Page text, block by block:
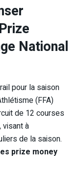
National
pour la saison
(FFA)
de 12 courses
visant à
de la saison.
prize money